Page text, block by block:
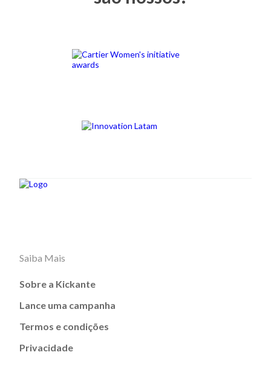
Saiba Mais
Sobre a Kickante
Lance uma campanha
Termos e condições
Privacidade